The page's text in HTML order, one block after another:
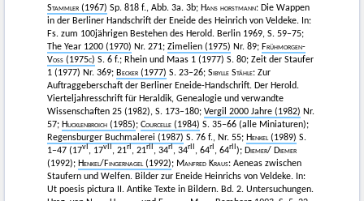
Stammler (1967) Sp. 818 f., Abb. 3a. 3b; Hans horstmann: Die Wappen
in der Berliner Handschrift der Eneide des Heinrich von Veldeke. In:
Fs. zum 100jährigen Bestehen des Herold. Berlin 1969, S. 59–75;
The Year 1200 (1970) Nr. 271; Zimelien (1975) Nr. 89; Frühmorgen-
Voss (1975c) S. 6 f.; Rhein und Maas 1 (1977) S. 80; Zeit der Staufer
1 (1977) Nr. 369; Becker (1977) S. 23–26; Sibylle Stähle: Zur
Auftraggeberschaft der Berliner Eneide-Handschrift. Der Herold.
Vierteljahresschrift für Heraldik, Genealogie und verwandte
Wissenschaften 25 (1982), S. 173–180; Vergil 2000 Jahre (1982) Nr.
57; Hucklenbroich (1985); Courcelle (1984) S. 35–66 (alle Miniaturen);
Regensburger Buchmalerei (1987) S. 76 f., Nr. 55; Henkel(1989) S.
1–47 (17vI , 17vII , 21rI , 21rII , 34rI , 34rII , 64rI , 64rII ); Diemer/ Diemer
(1992); Henkel/Fingernagel(1992); Manfred Kraus: Aeneas zwischen
Staufern und Welfen. Bilder zur Eneide Heinrichs von Veldeke. In:
Ut poesis pictura II. Antike Texte in Bildern. Bd. 2. Untersuchungen.